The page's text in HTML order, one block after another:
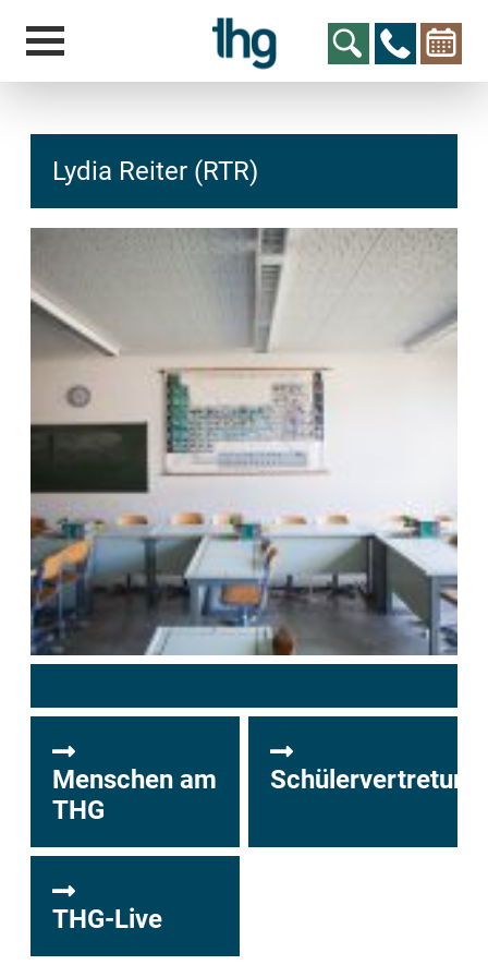
ed.ne
kalsn
id-gh
Lydia Reiter (RTR)
Menschen am
THG
Schülervertretung
THG-Live